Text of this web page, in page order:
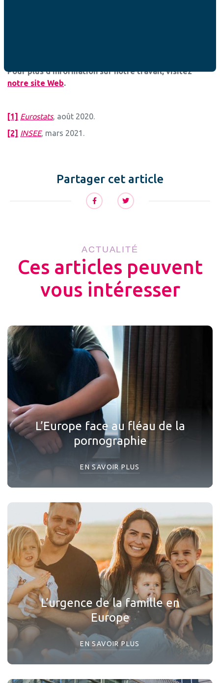
Pour plus d’information sur notre travail, visitez
notre site Web.
[1] Eurostats, août 2020.
[2] INSEE, mars 2021.
Partager cet article
ACTUALITÉ
Ces articles peuvent
vous intéresser
L’Europe face au fléau de la
pornographie
EN SAVOIR PLUS
L’urgence de la famille en
Europe
EN SAVOIR PLUS